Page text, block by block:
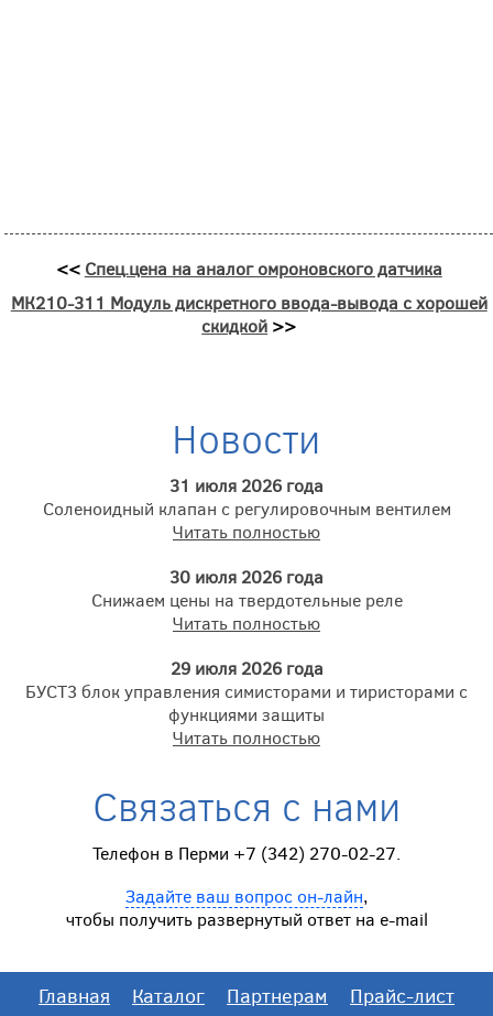
<< Спец.цена на аналог омроновского датчика
МК210-311 Модуль дискретного ввода-вывода с хорошей
скидкой >>
Новости
31 июля 2026 года
Соленоидный клапан с регулировочным вентилем
Читать полностью
30 июля 2026 года
Снижаем цены на твердотельные реле
Читать полностью
29 июля 2026 года
БУСТ3 блок управления симисторами и тиристорами с
функциями защиты
Читать полностью
Связаться с нами
Телефон в Перми +7 (342) 270-02-27.
Задайте ваш вопрос он-лайн,
чтобы получить развернутый ответ на e-mail
Главная Каталог Партнерам Прайс-лист